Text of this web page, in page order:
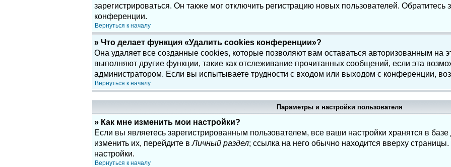
зарегистрироваться. Он также мог отключить регистрацию новых пользователей.
конференции.
Вернуться к началу
» Что делает функция «Удалить cookies конференции»?
Она удаляет все созданные cookies, которые позволяют вам оставаться авторизованным на
выполняют другие функции, такие как отслеживание прочитанных сообщений, если эта
администратором. Если вы испытываете трудности с входом или выходом с конференции,
Вернуться к началу
Параметры и настройки пользователя
» Как мне изменить мои настройки?
Если вы являетесь зарегистрированным пользователем, все ваши настройки хранятся в
изменить их, перейдите вЛичный раздел; ссылка на него обычно находится вверху
настройки.
Вернуться к началу